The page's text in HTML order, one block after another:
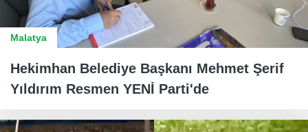
Malatya
Hekimhan Belediye Başkanı Mehmet Şerif
Yıldırım Resmen YENİ Parti'de